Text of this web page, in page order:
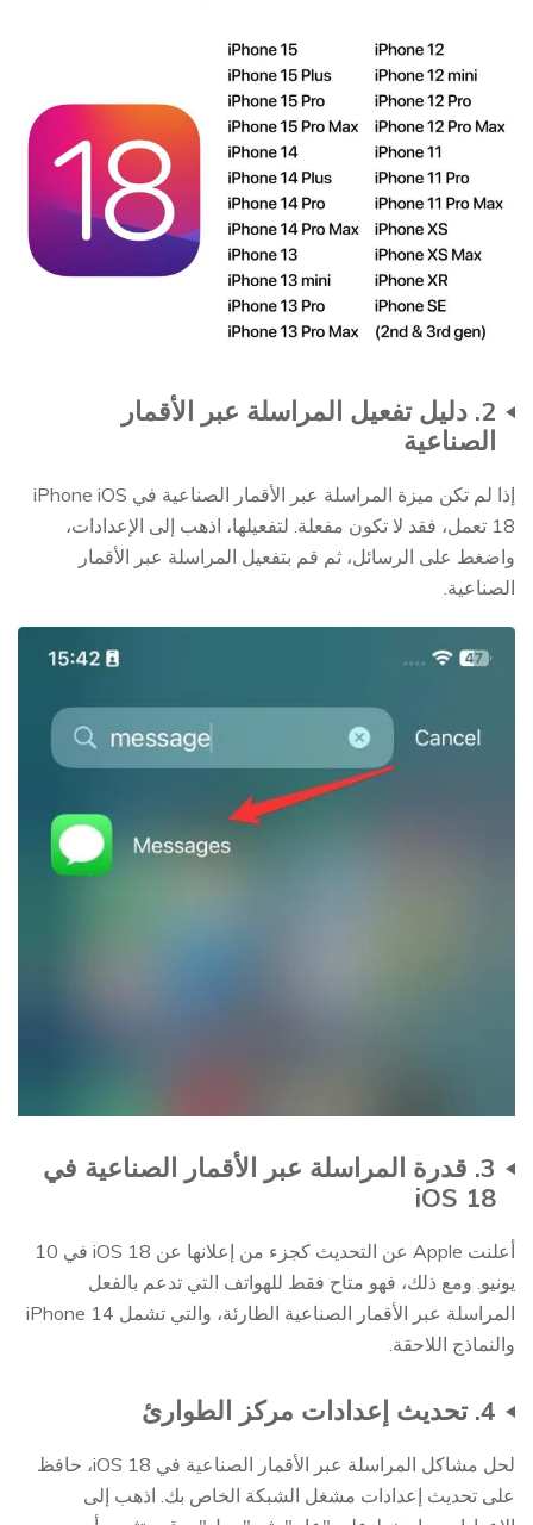
2. دليل تفعيل المراسلة عبر الأقمار
الصناعية
إذا لم تكن ميزة المراسلة عبر الأقمار الصناعية في iPhone iOS
18 تعمل، فقد لا تكون مفعلة. لتفعيلها، اذهب إلى الإعدادات،
واضغط على الرسائل، ثم قم بتفعيل المراسلة عبر الأقمار
الصناعية.
3. قدرة المراسلة عبر الأقمار الصناعية في
iOS 18
أعلنت Apple عن التحديث كجزء من إعلانها عن iOS 18 في 10
يونيو. ومع ذلك، فهو متاح فقط للهواتف التي تدعم بالفعل
المراسلة عبر الأقمار الصناعية الطارئة، والتي تشمل iPhone 14
والنماذج اللاحقة.
4. تحديث إعدادات مركز الطوارئ
لحل مشاكل المراسلة عبر الأقمار الصناعية في iOS 18، حافظ
على تحديث إعدادات مشغل الشبكة الخاص بك. اذهب إلى